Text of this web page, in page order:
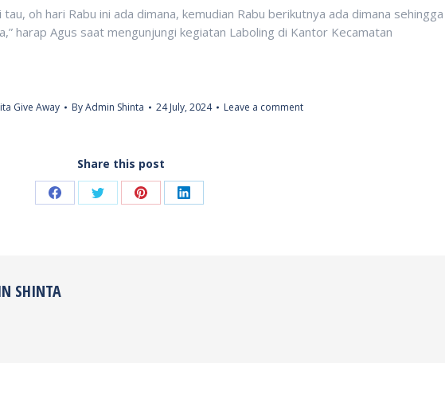
oh hari Rabu ini ada dimana, kemudian Rabu berikutnya ada dimana sehingga
harap Agus saat mengunjungi kegiatan Laboling di Kantor Kecamatan
Give Away ByAdmin Shinta 24 July, 2024 Leave a comment
Share this post
Share Share Share Share
SHINTA